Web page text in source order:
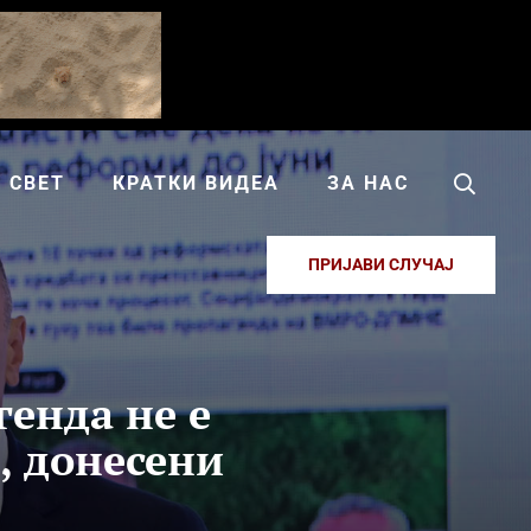
СВЕТ КРАТКИ ВИДЕА ЗА НАС
ПРИЈАВИ СЛУЧАЈ
не е
донесени